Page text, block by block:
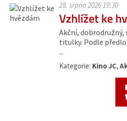
28. srpna 2026 19:30
Vzhlížet ke
Akční,
titulky. Podle
...
Kategorie: Kino JC,